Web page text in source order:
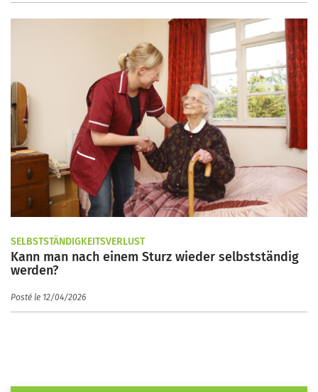
SELBSTSTÄNDIGKEITSVERLUST
Kann man nach einem Sturz wieder selbstständig
werden?
Posté le 12/04/2026